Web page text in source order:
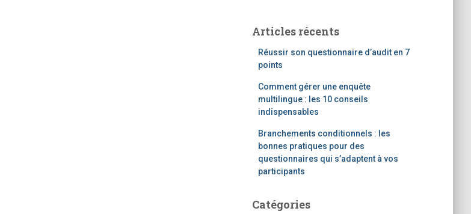
Articles récents
Réussir son questionnaire d’audit en 7
points
Comment gérer une enquête
multilingue : les 10 conseils
indispensables
Branchements conditionnels : les
bonnes pratiques pour des
questionnaires qui s’adaptent à vos
participants
Catégories